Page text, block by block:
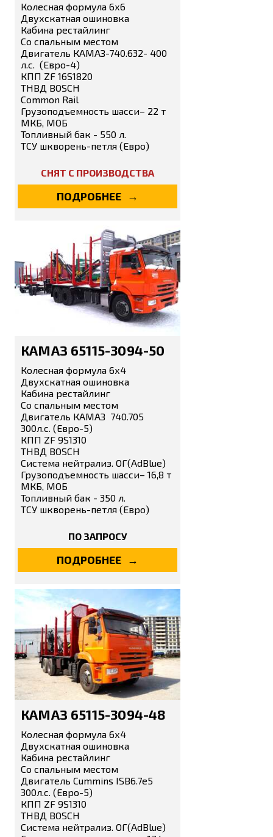
Колесная формула 6х6
Двухскатная ошиновка
Кабина рестайлинг
Со спальным местом
Двигатель КАМАЗ-740.632- 400
л.с. (Евро-4)
КПП ZF 16S1820
ТНВД BOSCH
Сommon Rail
Грузоподъемность шасси– 22 т
МКБ, МОБ
Топливный бак - 550 л.
ТСУ шкворень-петля (Евро)
СНЯТ С ПРОИЗВОДСТВА
ПОДРОБНЕЕ
КАМАЗ 65115-3094-50
Колесная формула 6х4
Двухскатная ошиновка
Кабина рестайлинг
Со спальным местом
Двигатель КАМАЗ 740.705
300л.с. (Евро-5)
КПП ZF 9S1310
ТНВД BOSCH
Система нейтрализ. ОГ(AdBlue)
Грузоподъемность шасси– 16,8 т
МКБ, МОБ
Топливный бак - 350 л.
ТСУ шкворень-петля (Евро)
ПО ЗАПРОСУ
ПОДРОБНЕЕ
КАМАЗ 65115-3094-48
Колесная формула 6х4
Двухскатная ошиновка
Кабина рестайлинг
Со спальным местом
Двигатель Cummins ISB6.7e5
300л.с. (Евро-5)
КПП ZF 9S1310
ТНВД BOSCH
Система нейтрализ. ОГ(AdBlue)